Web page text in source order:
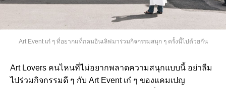
Art Event เก๋ ๆ ที่อยากแท็กคนอินเลิฟมาร่วมกิจกรรมสนุก ๆ ครั้งนี้ไปด้วยกัน
Art Lovers คนไหนที่ไม่อยากพลาดความสนุกแบบนี้ อย่าลืม
ไปร่วมกิจกรรมดี ๆ กับ Art Event เก๋ ๆ ของแคมเปญ